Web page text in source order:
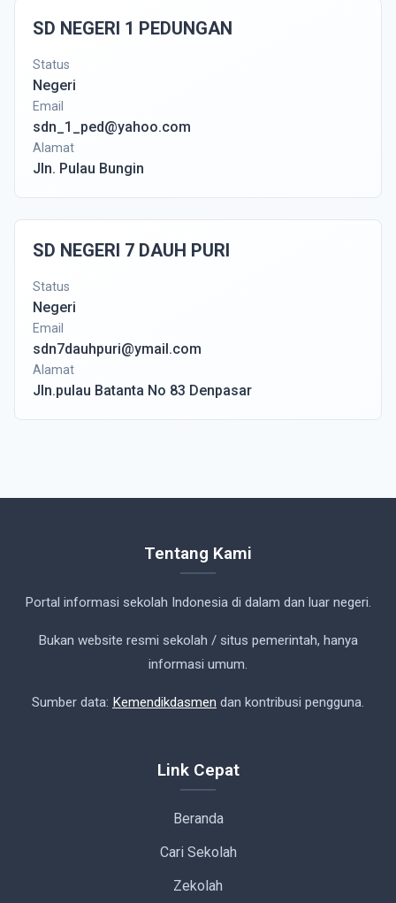
SD NEGERI 1 PEDUNGAN
Status
Negeri
Email
sdn_1_ped@yahoo.com
Alamat
Jln. Pulau Bungin
SD NEGERI 7 DAUH PURI
Status
Negeri
Email
sdn7dauhpuri@ymail.com
Alamat
Jln.pulau Batanta No 83 Denpasar
Tentang Kami
Portal informasi sekolah Indonesia di dalam dan luar negeri.
Bukan website resmi sekolah / situs pemerintah, hanya
informasi umum.
Sumber data: Kemendikdasmen dan kontribusi pengguna.
Link Cepat
Beranda
Cari Sekolah
Zekolah